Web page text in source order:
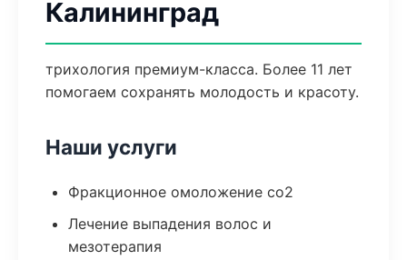
Калининград
трихология премиум-класса. Более 11 лет
помогаем сохранять молодость и красоту.
Наши услуги
Фракционное омоложение co2
Лечение выпадения волос и
мезотерапия